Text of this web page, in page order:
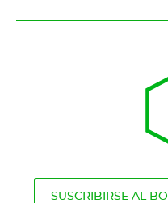
SUSCRIBIRSE AL